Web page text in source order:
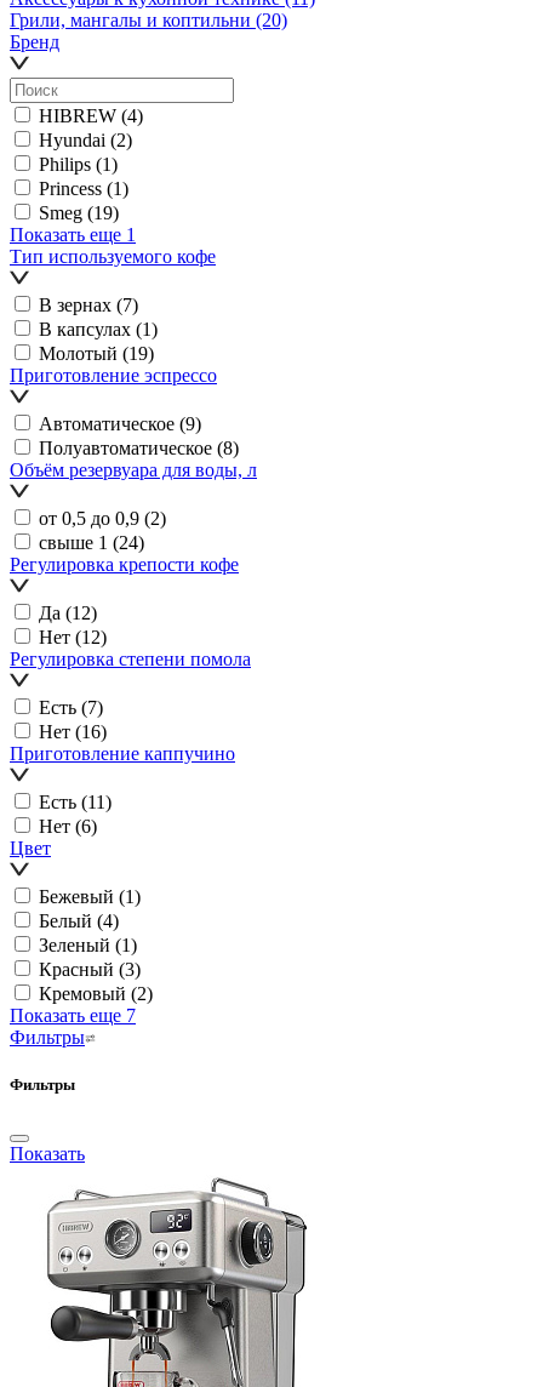
Грили, мангалы и коптильни (20)
Бренд
HIBREW (4)
Hyundai (2)
Philips (1)
Princess (1)
Smeg (19)
Показать еще 1
Тип используемого кофе
В зернах (7)
В капсулах (1)
Молотый (19)
Приготовление эспрессо
Автоматическое (9)
Полуавтоматическое (8)
Объём резервуара для воды, л
от 0,5 до 0,9 (2)
свыше 1 (24)
Регулировка крепости кофе
Да (12)
Нет (12)
Регулировка степени помола
Есть (7)
Нет (16)
Приготовление каппучино
Есть (11)
Нет (6)
Цвет
Бежевый (1)
Белый (4)
Зеленый (1)
Красный (3)
Кремовый (2)
Показать еще 7
Фильтры
Фильтры
Показать